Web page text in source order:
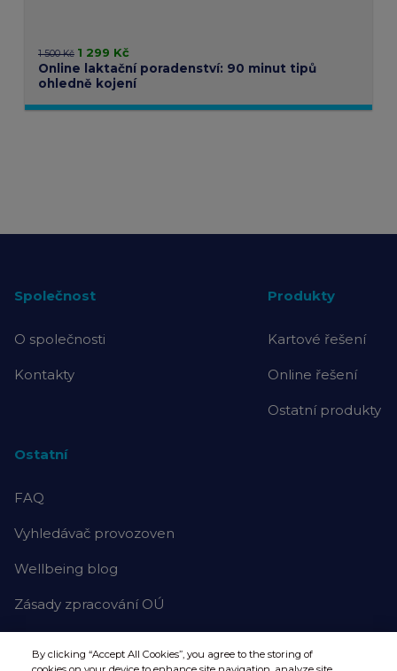
1 500 Kč 1 299 Kč
Online laktační poradenství: 90 minut tipů
ohledně kojení
Společnost
O společnosti
Kontakty
Produkty
Kartové řešení
Online řešení
Ostatní produkty
Ostatní
FAQ
Vyhledávač provozoven
Wellbeing blog
Zásady zpracování OÚ
By clicking “Accept All Cookies”, you agree to the storing of